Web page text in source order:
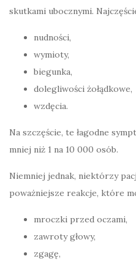
skutkami ubocznymi.
nudności,
wymioty,
biegunka,
dolegliwości żołądkowe,
wzdęcia.
Na szczęście, te łagodne
mniej niż 1 na 10 000 osób.
Niemniej jednak, niektórzy
poważniejsze reakcje, które
mroczki przed oczami,
zawroty głowy,
zgagę,